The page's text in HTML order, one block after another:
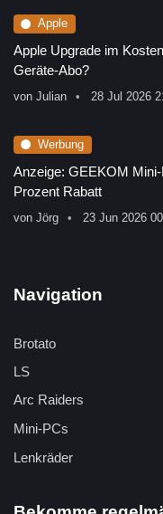
Apple
Apple Upgrade im
Geräte-Abo?
von Julian 28 Jul 2026
Werbung
Anzeige: GEEKOM
Prozent Rabatt
von Jörg 23 Jun 2026
Navigation
Brotato
LS
Arc Raiders
Mini-PCs
Lenkräder